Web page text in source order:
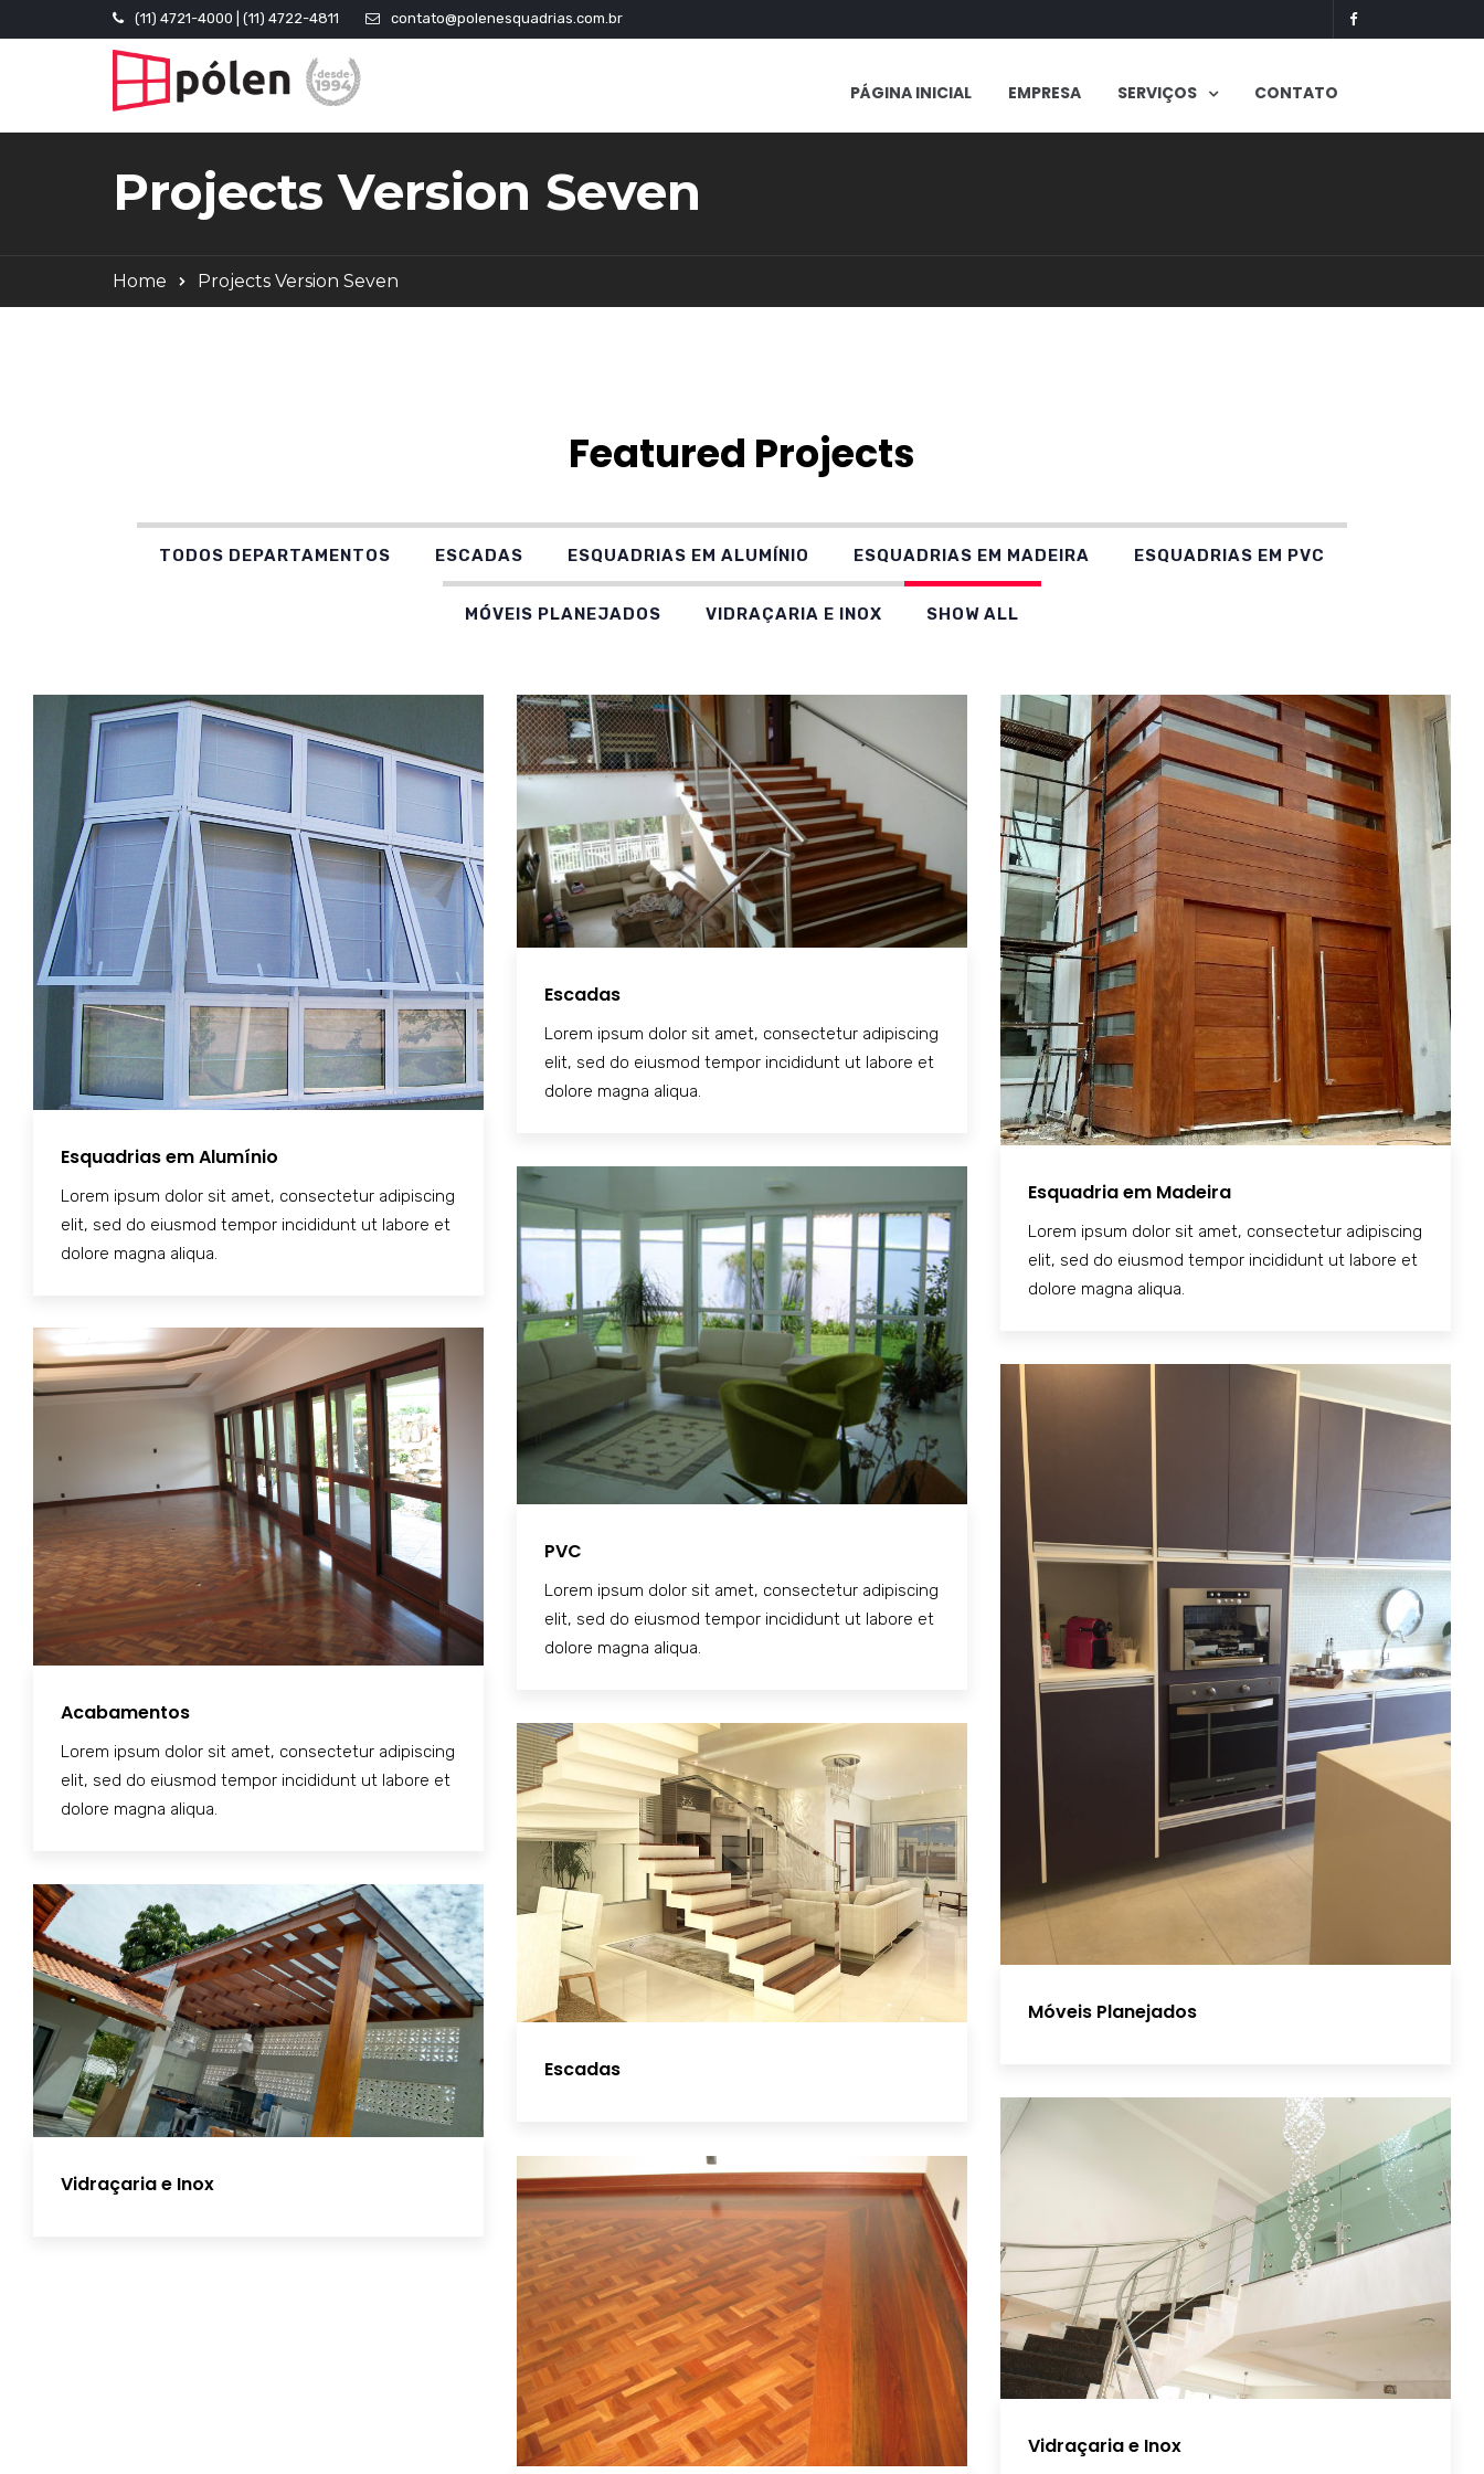
(11) 4721-4000 | (11) 4722-4811 contato@polenesquadrias.com.br
PÁGINA INICIAL EMPRESA SERVIÇOS CONTATO
Projects Version Seven
Home Projects Version Seven
Featured Projects
TODOS DEPARTAMENTOS ESCADAS ESQUADRIAS EM ALUMÍNIO ESQUADRIAS EM MADEIRA ESQUADRIAS EM PVC
MÓVEIS PLANEJADOS VIDRAÇARIA E INOX SHOW ALL
Esquadrias em Alumínio
Lorem ipsum dolor sit amet, consectetur adipiscing
elit, sed do eiusmod tempor incididunt ut labore et
dolore magna aliqua.
Escadas
Lorem ipsum dolor sit amet, consectetur adipiscing
elit, sed do eiusmod tempor incididunt ut labore et
dolore magna aliqua.
Esquadria em Madeira
Lorem ipsum dolor sit amet, consectetur adipiscing
elit, sed do eiusmod tempor incididunt ut labore et
dolore magna aliqua.
PVC
Lorem ipsum dolor sit amet, consectetur adipiscing
elit, sed do eiusmod tempor incididunt ut labore et
dolore magna aliqua.
Acabamentos
Lorem ipsum dolor sit amet, consectetur adipiscing
elit, sed do eiusmod tempor incididunt ut labore et
dolore magna aliqua.
Móveis Planejados
Escadas
Vidraçaria e Inox
Vidraçaria e Inox